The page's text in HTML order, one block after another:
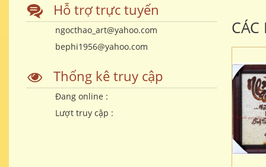
Hỗ trợ trực tuyến
ngocthao_art@yahoo.com
bephi1956@yahoo.com
Thống kê truy cập
Đang online :
Lượt truy cập :